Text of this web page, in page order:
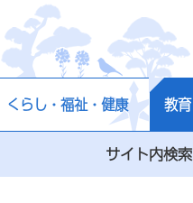
千葉県
くらし・福祉・健康 教
サイト内検索